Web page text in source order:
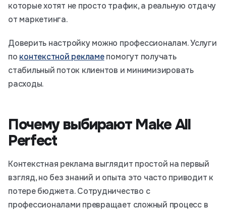
которые хотят не просто трафик, а реальную отдачу
от маркетинга.
Доверить настройку можно профессионалам. Услуги
по контекстной рекламепомогут получать
стабильный поток клиентов и минимизировать
расходы.
Почему выбирают Make All
Perfect
Контекстная реклама выглядит простой на первый
взгляд, но без знаний и опыта это часто приводит к
потере бюджета. Сотрудничество с
профессионалами превращает сложный процесс в